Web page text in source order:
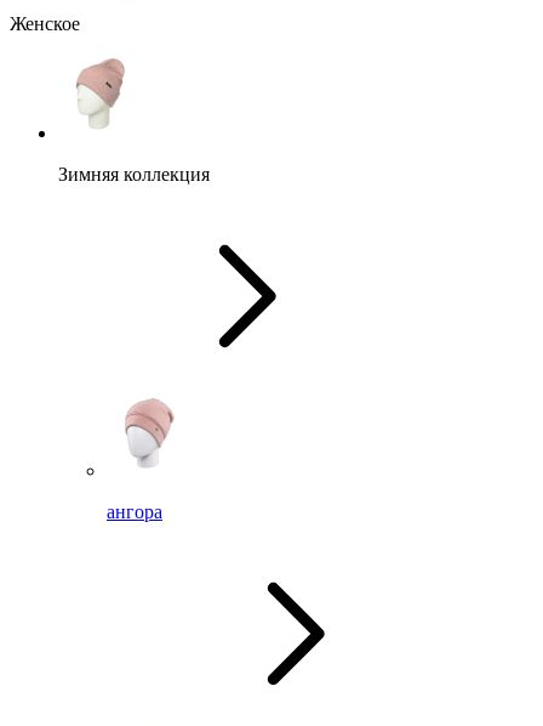
Женское
Зимняя коллекция
ангора